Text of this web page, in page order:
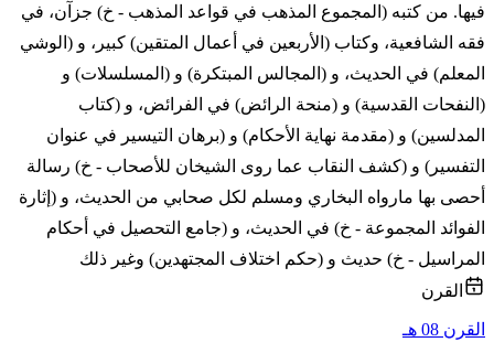
فيها. من كتبه (المجموع المذهب في قواعد المذهب - خ) جزآن، في
فقه الشافعية، وكتاب (الأربعين في أعمال المتقين) كبير، و (الوشي
المعلم) في الحديث، و (المجالس المبتكرة) و (المسلسلات) و
(النفحات القدسية) و (منحة الرائض) في الفرائض، و (كتاب
المدلسين) و (مقدمة نهاية الأحكام) و (برهان التيسير في عنوان
التفسير) و (كشف النقاب عما روى الشيخان للأصحاب - خ) رسالة
أحصى بها مارواه البخاري ومسلم لكل صحابي من الحديث، و (إثارة
الفوائد المجموعة - خ) في الحديث، و (جامع التحصيل في أحكام
المراسيل - خ) حديث و (حكم اختلاف المجتهدين) وغير ذلك
القرن
القرن 08 هـ